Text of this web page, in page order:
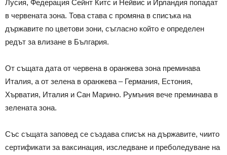
Лусия, Федерация Сейнт Китс и Нейвис и Ирландия попадат
в червената зона. Това става с промяна в списъка на
държавите по цветови зони, съгласно който е определен
редът за влизане в България.
От същата дата от червена в оранжева зона преминава
Италия, а от зелена в оранжева – Германия, Естония,
Хърватия, Италия и Сан Марино. Румъния вече преминава в
зелената зона.
Със същата заповед се създава списък на държавите, чиито
сертификати за ваксинация, изследване и преболедуване на